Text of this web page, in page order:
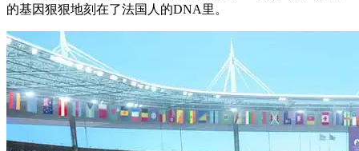
的基因狠狠地刻在了法国人的DNA里。